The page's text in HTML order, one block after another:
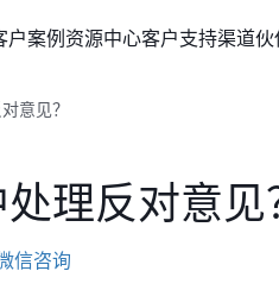
户案例资源中心客户支持渠道
意见？
理反对意见
信咨询